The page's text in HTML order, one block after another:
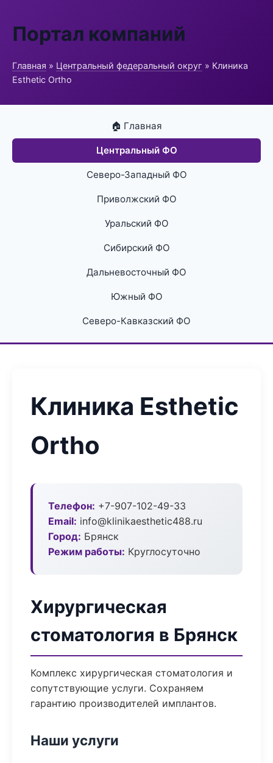
Портал компаний
Главная » Центральный федеральный округ » Клиника
Esthetic Ortho
🏠 Главная
Центральный ФО
Северо-Западный ФО
Приволжский ФО
Уральский ФО
Сибирский ФО
Дальневосточный ФО
Южный ФО
Северо-Кавказский ФО
Клиника Esthetic
Ortho
Телефон: +7-907-102-49-33
Email: info@klinikaesthetic488.ru
Город: Брянск
Режим работы: Круглосуточно
Хирургическая
стоматология в Брянск
Комплекс хирургическая стоматология и
сопутствующие услуги. Сохраняем
гарантию производителей имплантов.
Наши услуги